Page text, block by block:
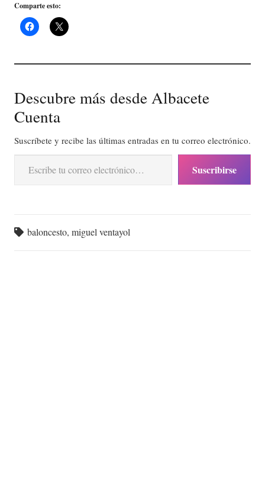
Comparte esto:
Descubre más desde Albacete
Cuenta
Suscríbete y recibe las últimas entradas en tu correo electrónico.
Escribe tu correo electrónico…
Suscribirse
baloncesto,miguel ventayol